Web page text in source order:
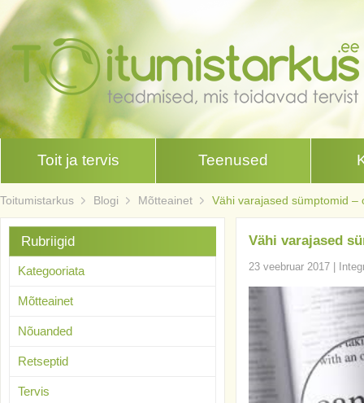
Toit ja tervis Teenused
Toitumistarkus Blogi Mõtteainet Vähi varajased sümptomid –
Vähi varajased
23 veebruar 2017
Rubriigid
Kategooriata
Mõtteainet
Nõuanded
Retseptid
Tervis